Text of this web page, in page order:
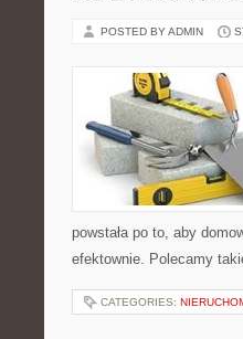
POSTED BY ADMIN
powstała po to, aby
efektownie. Polecamy
CATEGORIES: